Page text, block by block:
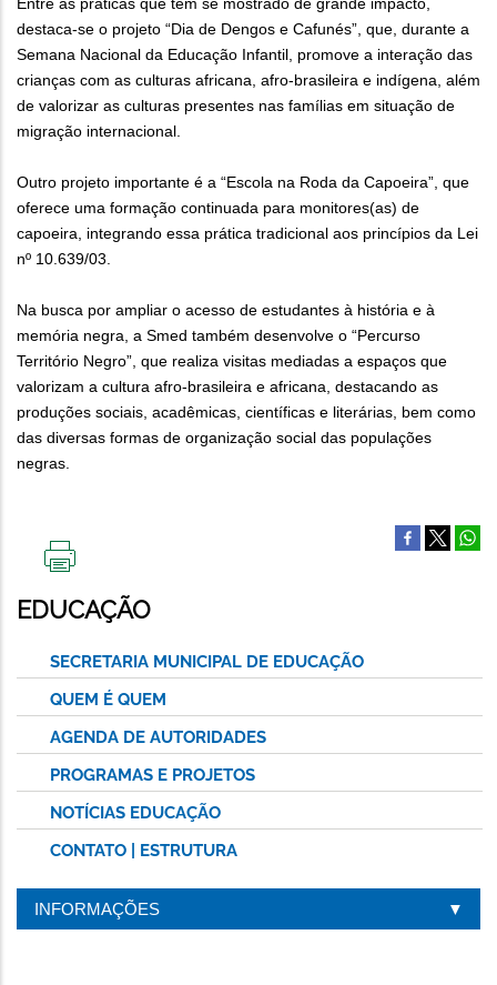
Entre as práticas que têm se mostrado de grande impacto,
destaca-se o projeto “Dia de Dengos e Cafunés”, que, durante a
Semana Nacional da Educação Infantil, promove a interação das
crianças com as culturas africana, afro-brasileira e indígena, além
de valorizar as culturas presentes nas famílias em situação de
migração internacional.
Outro projeto importante é a “Escola na Roda da Capoeira”, que
oferece uma formação continuada para monitores(as) de
capoeira, integrando essa prática tradicional aos princípios da Lei
nº 10.639/03.
Na busca por ampliar o acesso de estudantes à história e à
memória negra, a Smed também desenvolve o “Percurso
Território Negro”, que realiza visitas mediadas a espaços que
valorizam a cultura afro-brasileira e africana, destacando as
produções sociais, acadêmicas, científicas e literárias, bem como
das diversas formas de organização social das populações
negras.
ESTA
PÁGINA
EDUCAÇÃO
SECRETARIA MUNICIPAL DE EDUCAÇÃO
QUEM É QUEM
AGENDA DE AUTORIDADES
PROGRAMAS E PROJETOS
NOTÍCIAS EDUCAÇÃO
CONTATO | ESTRUTURA
INFORMAÇÕES